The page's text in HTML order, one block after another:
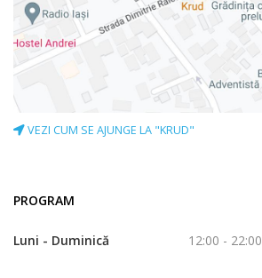
VEZI CUM SE AJUNGE LA "KRUD"
PROGRAM
Luni - Duminică 12:00 - 22:00